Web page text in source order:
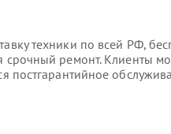
техники по всей РФ,
ремонт. Клиенты
постгарантийное